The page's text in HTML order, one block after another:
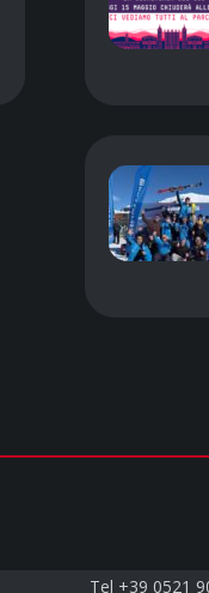
Tel +39 0521